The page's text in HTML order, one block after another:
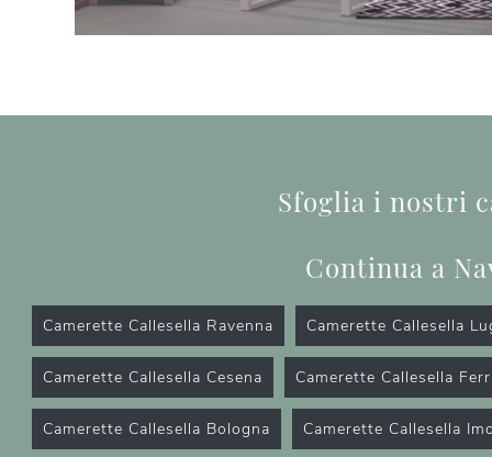
Sfoglia i nostri
Continua a
Camerette Callesella Ravenna Camerette Callesella
Camerette Callesella Cesena Camerette Callesella
Camerette Callesella Bologna Camerette Callesella